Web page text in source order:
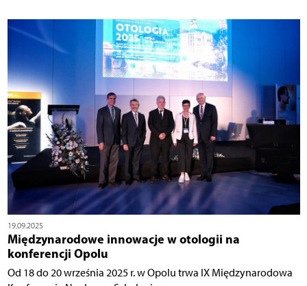
19.09.2025
Międzynarodowe innowacje w otologii na
konferencji Opolu
Od 18 do 20 września 2025 r. w Opolu trwa IX Międzynarodowa